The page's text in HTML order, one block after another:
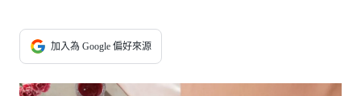
加入為 Google 偏好來源